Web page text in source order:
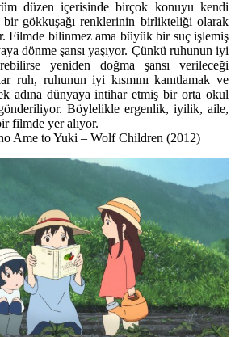
düzen içerisinde birçok konuyu kendi
bir gökkuşağı renklerinin birlikteliği olarak
Filmde bilinmez ama büyük bir suç işlemiş
dönme şansı yaşıyor. Çünkü ruhunun iyi
yeniden doğma şansı verileceği
ruh, ruhunun iyi kısmını kanıtlamak ve
adına dünyaya intihar etmiş bir orta okul
Böylelikle ergenlik, iyilik, aile,
filmde yer alıyor.
Ame to Yuki – Wolf Children (2012)